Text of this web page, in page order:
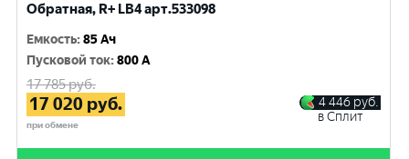
Обратная, R+ LB4 арт.533098
Емкость:85 Ач
Пусковой ток:800 A
17 785руб.
17 020 руб.
при обмене
4 446 руб.
в Сплит